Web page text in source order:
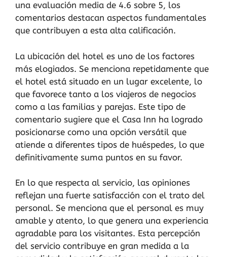
una evaluación media de 4.6 sobre 5, los
comentarios destacan aspectos fundamentales
que contribuyen a esta alta calificación.
La ubicación del hotel es uno de los factores
más elogiados. Se menciona repetidamente que
el hotel está situado en un lugar excelente, lo
que favorece tanto a los viajeros de negocios
como a las familias y parejas. Este tipo de
comentario sugiere que el Casa Inn ha logrado
posicionarse como una opción versátil que
atiende a diferentes tipos de huéspedes, lo que
definitivamente suma puntos en su favor.
En lo que respecta al servicio, las opiniones
reflejan una fuerte satisfacción con el trato del
personal. Se menciona que el personal es muy
amable y atento, lo que genera una experiencia
agradable para los visitantes. Esta percepción
del servicio contribuye en gran medida a la